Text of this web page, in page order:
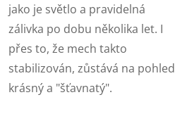
jako je světlo a pravidelná
zálivka po dobu několika let. I
přes to, že mech takto
stabilizován, zůstává na pohled
krásný a "šťavnatý".